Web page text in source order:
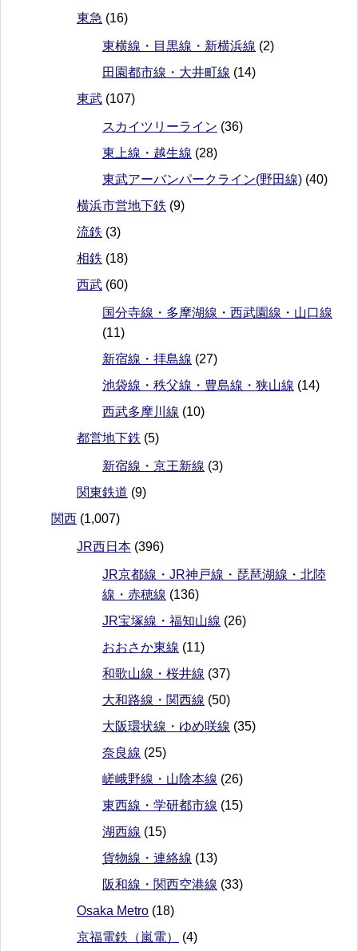
東急 (16)
東横線・目黒線・新横浜線 (2)
田園都市線・大井町線 (14)
東武 (107)
スカイツリーライン (36)
東上線・越生線 (28)
東武アーバンパークライン(野田線) (40)
横浜市営地下鉄 (9)
流鉄 (3)
相鉄 (18)
西武 (60)
国分寺線・多摩湖線・西武園線・山口線
(11)
新宿線・拝島線 (27)
池袋線・秩父線・豊島線・狭山線 (14)
西武多摩川線 (10)
都営地下鉄 (5)
新宿線・京王新線 (3)
関東鉄道 (9)
関西 (1,007)
JR西日本 (396)
JR京都線・JR神戸線・琵琶湖線・北陸
線・赤穂線 (136)
JR宝塚線・福知山線 (26)
おおさか東線 (11)
和歌山線・桜井線 (37)
大和路線・関西線 (50)
大阪環状線・ゆめ咲線 (35)
奈良線 (25)
嵯峨野線・山陰本線 (26)
東西線・学研都市線 (15)
湖西線 (15)
貨物線・連絡線 (13)
阪和線・関西空港線 (33)
Osaka Metro (18)
京福電鉄（嵐電）
(4)